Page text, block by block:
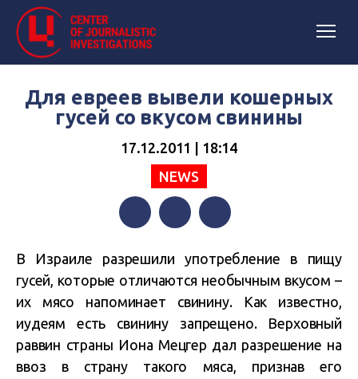
Для евреев вывели кошерных
гусей со вкусом свинины
17.12.2011 | 18:14
NEWS
В Израиле разрешили употребление в пищу
гусей, которые отличаются необычным вкусом –
их мясо напоминает свинину. Как известно,
иудеям есть свинину запрещено. Верховный
раввин страны Иона Мецгер дал разрешение на
ввоз в страну такого мяса, признав его